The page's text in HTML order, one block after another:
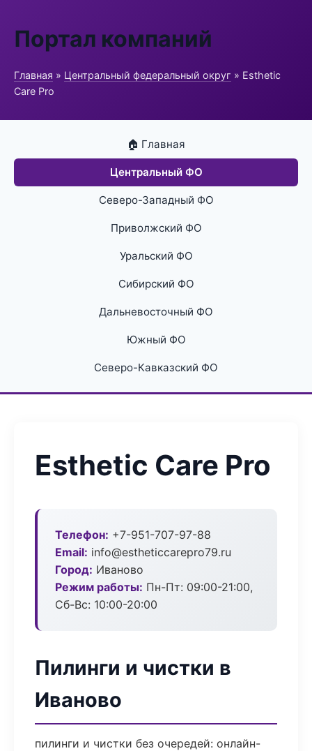
Портал компаний
Главная » Центральный федеральный округ » Esthetic
Care Pro
🏠 Главная
Центральный ФО
Северо-Западный ФО
Приволжский ФО
Уральский ФО
Сибирский ФО
Дальневосточный ФО
Южный ФО
Северо-Кавказский ФО
Esthetic Care Pro
Телефон: +7-951-707-97-88
Email: info@estheticcarepro79.ru
Город: Иваново
Режим работы: Пн-Пт: 09:00-21:00,
Сб-Вс: 10:00-20:00
Пилинги и чистки в
Иваново
пилинги и чистки без очередей: онлайн-